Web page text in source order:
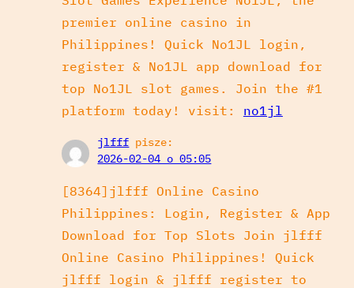
premier online casino in
Philippines! Quick No1JL login,
register & No1JL app download for
top No1JL slot games. Join the #1
platform today! visit: no1jl
jlfff pisze:
2026-02-04 o 05:05
[8364]jlfff Online Casino
Philippines: Login, Register & App
Download for Top Slots Join jlfff
Online Casino Philippines! Quick
jlfff login & jlfff register to